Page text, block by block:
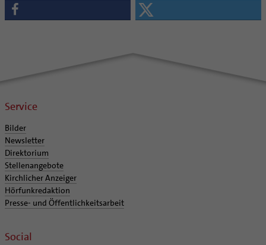
Service
Bilder
Newsletter
Direktorium
Stellenangebote
Kirchlicher Anzeiger
Hörfunkredaktion
Presse- und Öffentlichkeitsarbeit
Social